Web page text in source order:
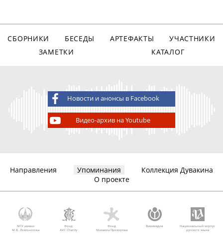
СБОРНИКИ БЕСЕДЫ АРТЕФАКТЫ
УЧАСТНИКИ
ЗАМЕТКИ
КАТАЛОГ
Новости и анонсы в Facebook
Видео-архив на Youtube
Направления Упоминания
Коллекция Дувакина
О проекте
МГУ имени
М.В. Ломоносова
Фонд
AVC Charity
Фонд
Михаила Прохорова
Викимедиа
Национальный корпус
русского языка